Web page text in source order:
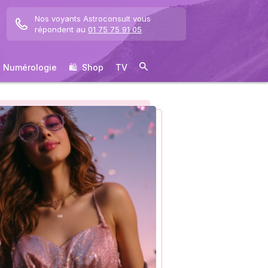
Nos voyants Astroconsult vous
répondent au 01 75 75 91 05
Numérologie 🛍 ️ Shop TV